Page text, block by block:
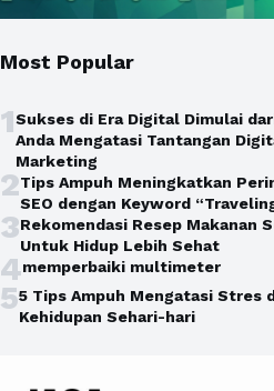
Most Popular
1Sukses di Era Digital Dimulai
Anda Mengatasi Tantangan
Marketing
2Tips Ampuh Meningkatkan
SEO dengan Keyword
3Rekomendasi Resep Makanan
Untuk Hidup Lebih Sehat
4memperbaiki multimeter
55 Tips Ampuh Mengatasi Stres
Kehidupan Sehari-hari